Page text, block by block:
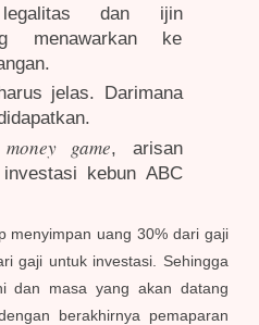
dan ijin
menawarkan ke
jelas. Darimana
money game, arisan
kebun ABC
menyimpan uang 30% dari gaji
gaji untuk investasi. Sehingga
dan masa yang akan datang
berakhirnya pemaparan